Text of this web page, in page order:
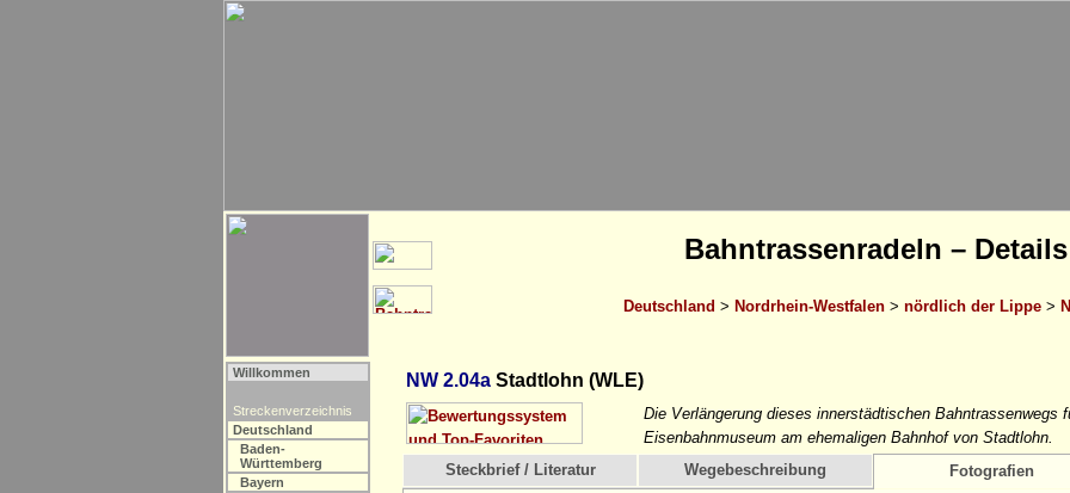
Bahntrassenradeln – Details
Deutschland > Nordrhein-Westfalen> nördlich der Lippe>
Willkommen
Streckenverzeichnis
Deutschland
Baden-
Württemberg
Bayern
NW 2.04a Stadtlohn (WLE)
Die Verlängerung dieses innerstädtischen Bahntrassenwegs
Eisenbahnmuseum am ehemaligen Bahnhof von Stadtlohn.
Steckbrief / Literatur
Wegebeschreibung Fotografien